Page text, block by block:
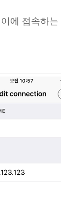
에 접속하